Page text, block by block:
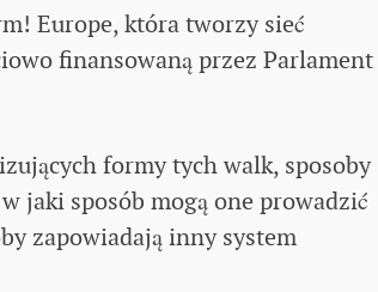
Europe, która tworzy sieć
finansowaną przez Parlament
formy tych walk, sposoby
jaki sposób mogą one prowadzić
zapowiadają inny system